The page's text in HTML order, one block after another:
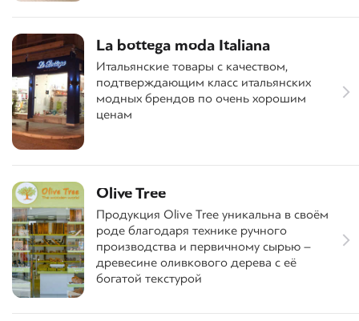
La bottega moda Italiana
Итальянские товары с качеством,
подтверждающим класс итальянских
модных брендов по очень хорошим
ценам
Olive Tree
Продукция Olive Tree уникальна в своём
роде благодаря технике ручного
производства и первичному сырью –
древесине оливкового дерева с её
богатой текстурой